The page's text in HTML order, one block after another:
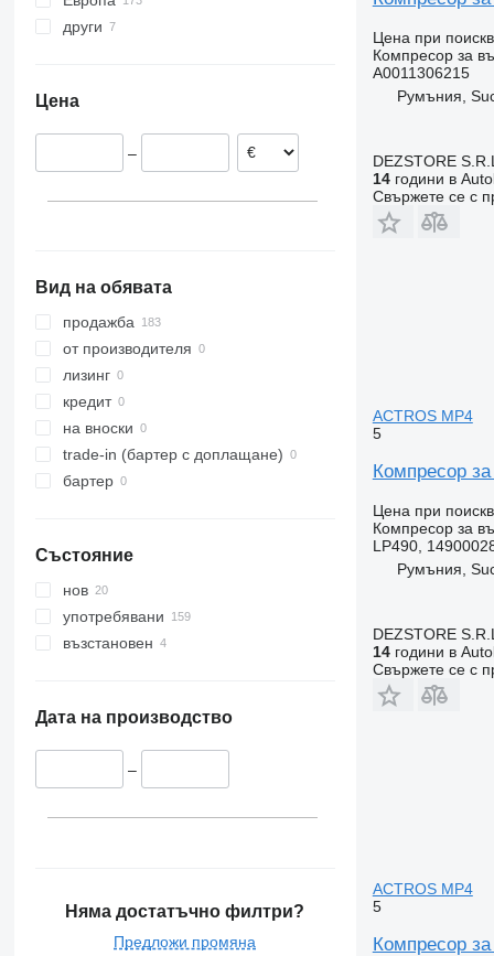
Португалия
Германия
други
Цена
–
Вид на обявата
продажба
от производителя
лизинг
кредит
на вноски
trade-in (бартер с доплащане)
бартер
Състояние
нов
употребявани
възстановен
Дата на производство
–
Няма достатъчно филтри?
Предложи промяна
Цена при
Компресор за
A0011306215
Румъния,
DEZSTORE S.R.L.
14години в
Свържете се с
ACTROS MP4
5
Компресор
Цена при
Компресор за
LP490,
Румъния,
DEZSTORE S.R.L.
14години в
Свържете се с
ACTROS MP4
5
Компресор